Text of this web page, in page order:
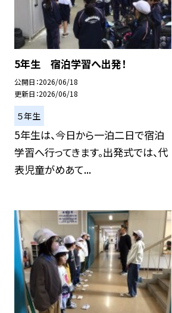
5年生 宿泊学習へ出発！
公開日 2026/06/18
更新日 2026/06/18
５年生
5年生は、今日から一泊二日で宿泊
学習へ行ってきます。出発式では、代
表児童がめあて...